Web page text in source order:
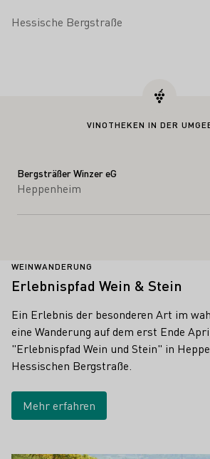
Hessische Bergstraße
VINOTHEKEN IN DER
Bergsträßer Winzer eG
Heppenheim
WEINWANDERUNG
Erlebnispfad Wein & Stein
Ein Erlebnis der besonderen Art im
eine Wanderung auf dem erst Ende
"Erlebnispfad Wein und Stein" in
Hessischen Bergstraße.
Mehr erfahren